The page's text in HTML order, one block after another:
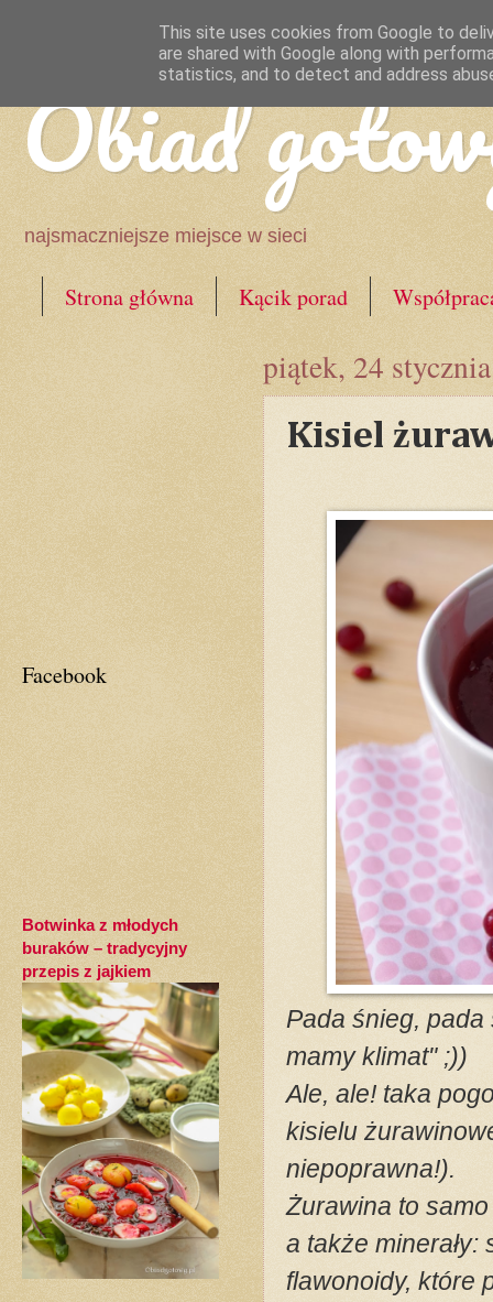
Obiad
najsmaczniejsze miejsce w sieci
Strona główna Kącik porad
piątek, 24
Kisiel
Pada śnieg,
mamy klimat" ;))
Ale, ale! taka
kisielu
niepoprawna!).
Żurawina to
a także
flawonoidy, które
Facebook
Botwinka z młodych
buraków – tradycyjny
przepis z jajkiem
This site uses cookies from Google to
are shared with Google along with
statistics, and to detect and address